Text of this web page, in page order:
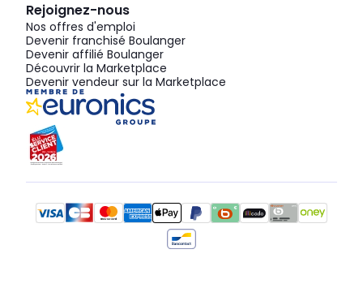
Rejoignez-nous
Nos offres d'emploi
Devenir franchisé Boulanger
Devenir affilié Boulanger
Découvrir la Marketplace
Devenir vendeur sur la Marketplace